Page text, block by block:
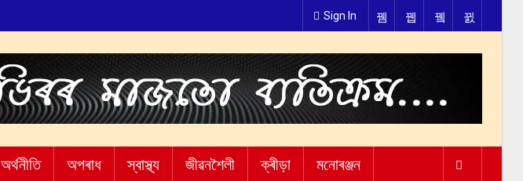
Sign In
অৰ্থনীতি অপৰাধ স্বাস্থ্য জীৱনশৈলী ক্ৰীড়া মনোৰঞ্জন